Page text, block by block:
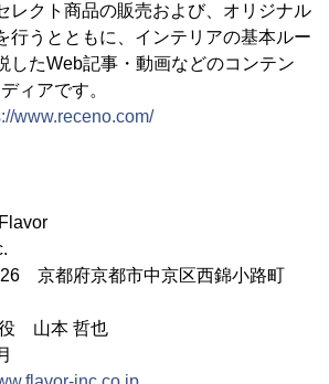
レクト商品の販売および、オリジナル
行うとともに、インテリアの基本ルー
したWeb記事・動画などのコンテン
ィアです。
www.receno.com/
京都府京都市中京区西錦小路町
役 山本 哲也